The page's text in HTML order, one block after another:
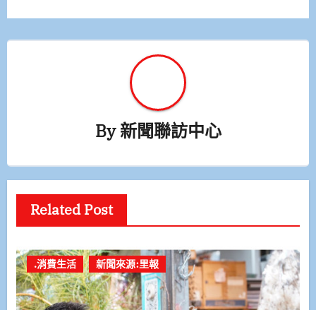
By新聞聯訪中心
Related Post
.消費生活 新聞來源:里報